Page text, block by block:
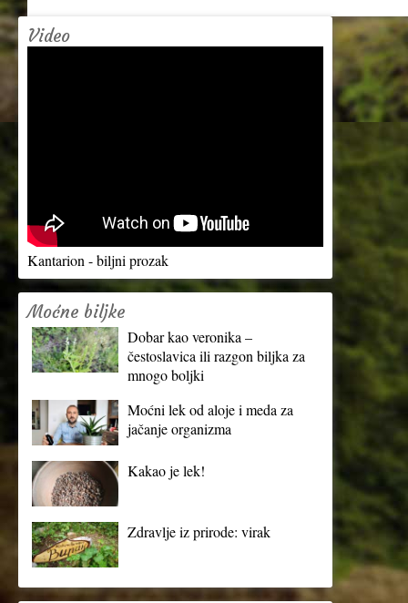
Video
Kantarion - biljni prozak
Moćne biljke
Dobar kao veronika –
čestoslavica ili razgon biljka za
mnogo boljki
Moćni lek od aloje i meda za
jačanje organizma
Kakao je lek!
Zdravlje iz prirode: virak